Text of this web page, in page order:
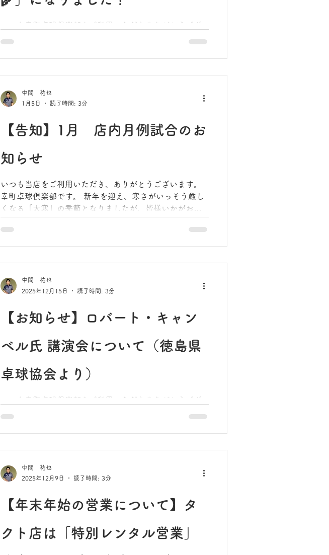
いつも幸町卓球倶楽部をご利用いただきありがとうござ
ち）となりました！ 多くのエントリーをいただき、本当
にありがとうございます。 一方で……正直に申し上げま
かくの2026年最初の試合、満員で熱く盛り上がりたい！
そこで、南末広店での参加を迷っている背中をドーンと
押させていただくため、南末広店限定で「参加賞の緊急
グレードアップ」を決定いたしました！
【告知】1月 店内月例試合のお
知らせ
いつも当店をご利用いただき、ありがとうございます。
幸町卓球倶楽部です。 新年を迎え、寒さがいっそう厳し
くなる「大寒」の季節となりましたが、皆様いかがお過
うずうずしている方も多いのではないでしょうか。 さ
て、2026年も幸町卓球倶楽部は元気に始動しておりま
中間 祐也
1月5日
読了時間: 3分
【お知らせ】ロバート・キャン
ベル氏 講演会について（徳島県
卓球協会より）
いつも幸町卓球倶楽部をご利用いただきありがとうござ
会よりご紹介があり、来年2月に開催される素敵な講演会
の「入場整理券」を当教室で特別にお預かりすることに
じみの日本文学研究者、ロバート キャンベルさんです。
中間 祐也
2025年12月15日
読了時間: 3分
【年末年始の営業について】タ
クト店は「特別レンタル営業」
中間 祐也
2025年12月9日
読了時間: 3分